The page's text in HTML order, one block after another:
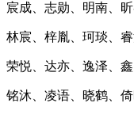
宸成、志勋、明南、
林宸、梓胤、珂琰、
荣悦、达亦、逸泽、
铭沐、凌语、晓鹤、